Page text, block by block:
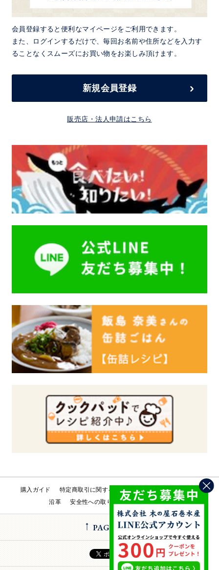
会員登録すると便利なマイページをご利用できます。
また、ログインするだけで、毎回お名前や住所などを入力す
ることなくスムーズにお買い物をお楽しみ頂けます。
新規会員登録
販売店・法人申請はこちら
購入ガイド 特定商取引に関する法律 会社概要
工場直売所
沿革
安全性への取り組み お問い合わせ
PAGE TOP